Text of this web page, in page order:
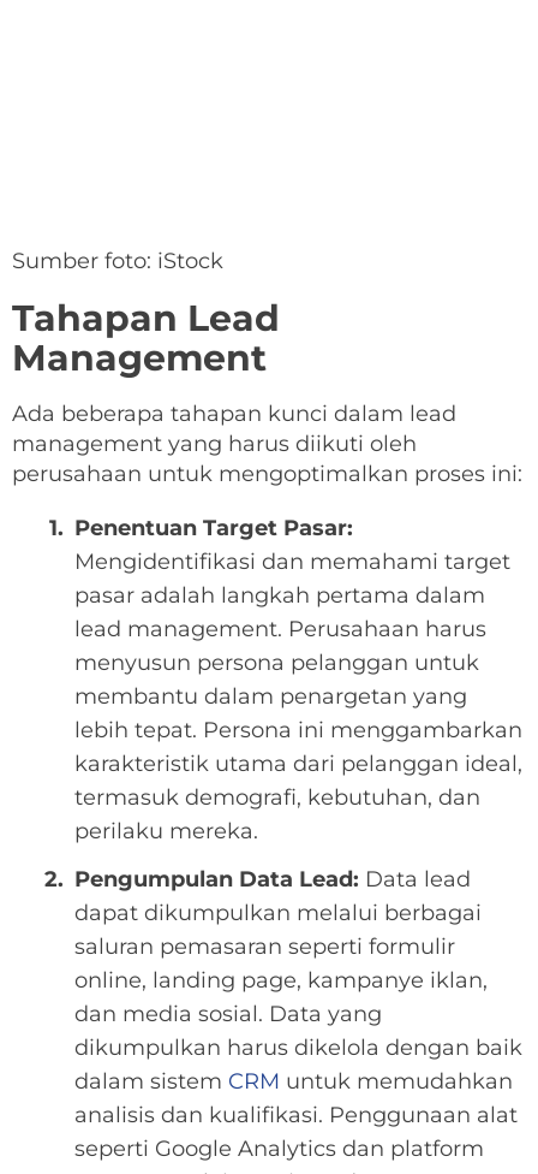
Sumber foto: iStock
Tahapan Lead
Management
Ada beberapa tahapan kunci dalam lead
management yang harus diikuti oleh
perusahaan untuk mengoptimalkan proses ini:
Penentuan Target Pasar:
Mengidentifikasi dan memahami target
pasar adalah langkah pertama dalam
lead management. Perusahaan harus
menyusun persona pelanggan untuk
membantu dalam penargetan yang
lebih tepat. Persona ini menggambarkan
karakteristik utama dari pelanggan ideal,
termasuk demografi, kebutuhan, dan
perilaku mereka.
Pengumpulan Data Lead: Data lead
dapat dikumpulkan melalui berbagai
saluran pemasaran seperti formulir
online, landing page, kampanye iklan,
dan media sosial. Data yang
dikumpulkan harus dikelola dengan baik
dalam sistem CRM untuk memudahkan
analisis dan kualifikasi. Penggunaan alat
seperti Google Analytics dan platform